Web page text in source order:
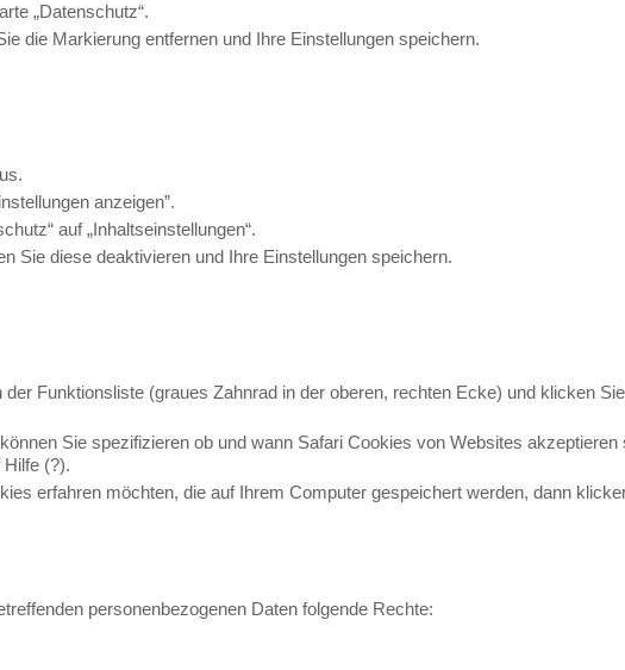
„Datenschutz“.
die Markierung entfernen und Ihre Einstellungen speichern.
anzeigen”.
auf „Inhaltseinstellungen“.
Sie diese deaktivieren und Ihre Einstellungen speichern.
der Funktionsliste (graues Zahnrad in der oberen, rechten Ecke) und klicken
Sie spezifizieren ob und wann Safari Cookies von Websites akzeptieren
(?).
erfahren möchten, die auf Ihrem Computer gespeichert werden, dann
personenbezogenen Daten folgende Rechte: